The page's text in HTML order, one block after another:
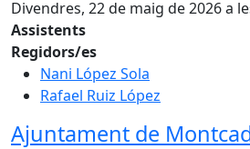
Divendres, 22 de maig de 2026 a
Assistents
Regidors/es
Nani López Sola
Rafael Ruiz López
Ajuntament de